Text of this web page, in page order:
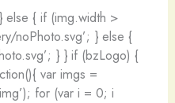
else { if (img.width >
noPhoto.svg’; } else {
} } if (bzLogo) {
var imgs =
for (var i = 0; i